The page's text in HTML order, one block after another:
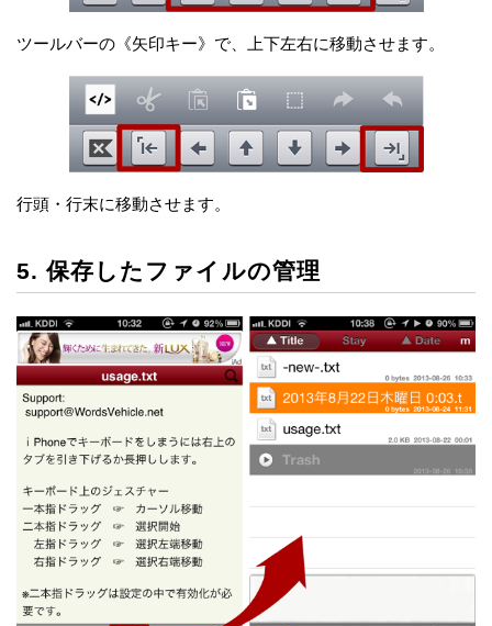
ツールバーの《矢印キー》で、上下左右に移動させます。
行頭・行末に移動させます。
5. 保存したファイルの管理